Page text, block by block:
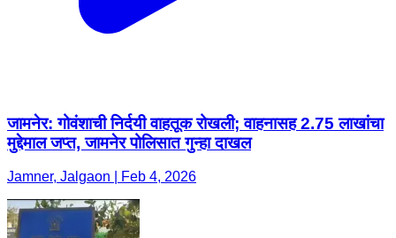
जामनेर: गोवंशाची निर्दयी वाहतूक रोखली; वाहनासह 2.75 लाखांचा
मुद्देमाल जप्त, जामनेर पोलिसात गुन्हा दाखल
Jamner, Jalgaon | Feb 4, 2026